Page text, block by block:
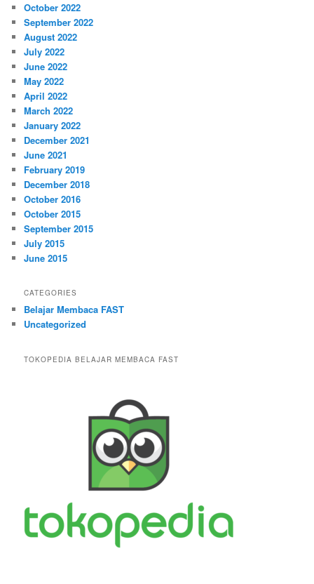
October 2022
September 2022
August 2022
July 2022
June 2022
May 2022
April 2022
March 2022
January 2022
December 2021
June 2021
February 2019
December 2018
October 2016
October 2015
September 2015
July 2015
June 2015
CATEGORIES
Belajar Membaca FAST
Uncategorized
TOKOPEDIA BELAJAR MEMBACA FAST